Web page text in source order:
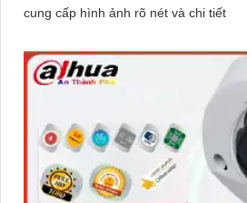
cung cấp hình ảnh rõ nét và chi tiết